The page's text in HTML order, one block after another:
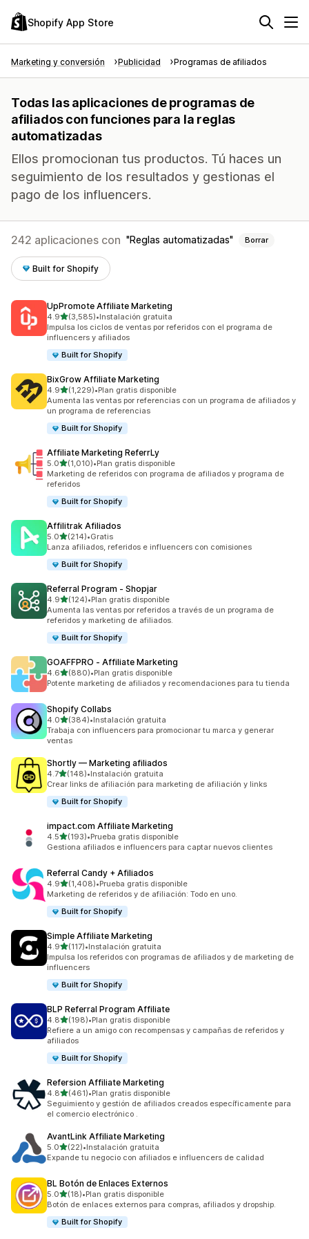
Shopify App Store
Marketing y conversión Publicidad Programas de afiliados
Todas las aplicaciones de programas de
afiliados con funciones para la reglas
automatizadas
Ellos promocionan tus productos. Tú haces un
seguimiento de los resultados y gestionas el
pago de los influencers.
242 aplicaciones con Reglas automatizadas Borrar
Built for Shopify
UpPromote Affiliate Marketing
4.9de 5 estrellas
(3,585)
3585 reseñas en total
•Instalación gratuita
Impulsa los ciclos de ventas por referidos con el programa de
influencers y afiliados
Built for Shopify
BixGrow Affiliate Marketing
4.9de 5 estrellas
(1,229)
1229 reseñas en total
•Plan gratis disponible
Aumenta las ventas por referencias con un programa de afiliados y
un programa de referencias
Built for Shopify
Affiliate Marketing ReferrLy
5.0de 5 estrellas
(1,010)
1010 reseñas en total
•Plan gratis disponible
Marketing de referidos con programa de afiliados y programa de
referidos
Built for Shopify
Affilitrak Afiliados
5.0de 5 estrellas
(214)
214 reseñas en total
•Gratis
Lanza afiliados, referidos e influencers con comisiones
Built for Shopify
Referral Program ‑ Shopjar
4.9de 5 estrellas
(124)
124 reseñas en total
•Plan gratis disponible
Aumenta las ventas por referidos a través de un programa de
referidos y marketing de afiliados.
Built for Shopify
GOAFFPRO ‑ Affiliate Marketing
4.6de 5 estrellas
(880)
880 reseñas en total
•Plan gratis disponible
Potente marketing de afiliados y recomendaciones para tu tienda
Shopify Collabs
4.0de 5 estrellas
(384)
384 reseñas en total
•Instalación gratuita
Trabaja con influencers para promocionar tu marca y generar
ventas
Shortly — Marketing afiliados
4.7de 5 estrellas
(148)
148 reseñas en total
•Instalación gratuita
Crear links de afiliación para marketing de afiliación y links
Built for Shopify
impact.com Affiliate Marketing
4.5de 5 estrellas
(193)
193 reseñas en total
•Prueba gratis disponible
Gestiona afiliados e influencers para captar nuevos clientes
Referral Candy + Afiliados
4.9de 5 estrellas
(1,408)
1408 reseñas en total
•Prueba gratis disponible
Marketing de referidos y de afiliación: Todo en uno.
Built for Shopify
Simple Affiliate Marketing
4.9de 5 estrellas
(117)
117 reseñas en total
•Instalación gratuita
Impulsa los referidos con programas de afiliados y de marketing de
influencers
Built for Shopify
BLP Referral Program Affiliate
4.8de 5 estrellas
(198)
198 reseñas en total
•Plan gratis disponible
Refiere a un amigo con recompensas y campañas de referidos y
afiliados
Built for Shopify
Refersion Affiliate Marketing
4.8de 5 estrellas
(461)
461 reseñas en total
•Plan gratis disponible
Seguimiento y gestión de afiliados creados específicamente para
el comercio electrónico .
AvantLink Affiliate Marketing
5.0de 5 estrellas
(22)
22 reseñas en total
•Instalación gratuita
Expande tu negocio con afiliados e influencers de calidad
BL Botón de Enlaces Externos
5.0de 5 estrellas
(18)
18 reseñas en total
•Plan gratis disponible
Botón de enlaces externos para compras, afiliados y dropship.
Built for Shopify